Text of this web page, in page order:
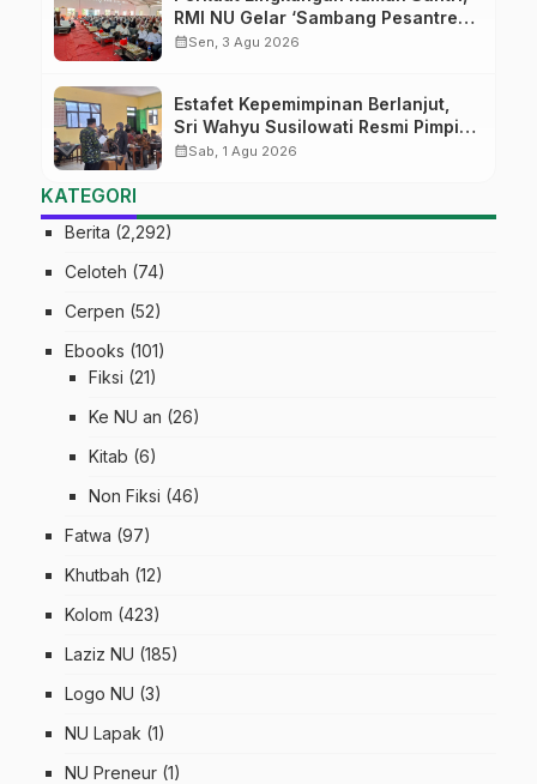
RMI NU Gelar ‘Sambang Pesantren’
di Pati
calendar_monthSen, 3 Agu 2026
Estafet Kepemimpinan Berlanjut,
Sri Wahyu Susilowati Resmi Pimpin
MTs Ma’arif Sapuran
calendar_monthSab, 1 Agu 2026
KATEGORI
Berita (2,292)
Celoteh (74)
Cerpen (52)
Ebooks (101)
Fiksi (21)
Ke NU an (26)
Kitab (6)
Non Fiksi (46)
Fatwa (97)
Khutbah (12)
Kolom (423)
Laziz NU (185)
Logo NU (3)
NU Lapak (1)
NU Preneur (1)